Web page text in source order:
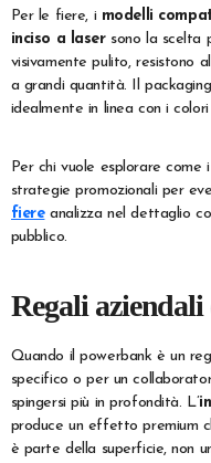
Per le fiere, i modelli
inciso a lasersono la scelta
visivamente pulito, resistono
a grandi quantità. Il
idealmente in linea con i
Per chi vuole esplorare come
strategie promozionali per
fiereanalizza nel dettaglio
pubblico.
Regali
Quando il powerbank è un
specifico o per un
spingersi più in profondità. L’
produce un effetto premium
è parte della superficie, non